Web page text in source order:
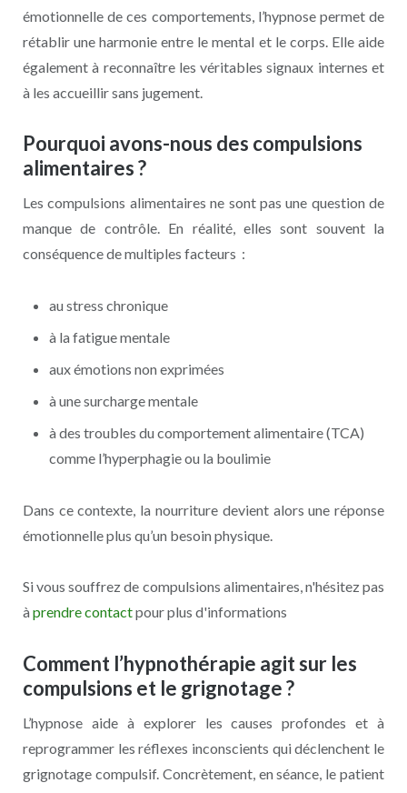
émotionnelle de ces comportements, l’hypnose permet de
rétablir une harmonie entre le mental et le corps. Elle aide
également à reconnaître les véritables signaux internes et
à les accueillir sans jugement.
Pourquoi avons-nous des compulsions
alimentaires ?
Les compulsions alimentaires ne sont pas une question de
manque de contrôle. En réalité, elles sont souvent la
conséquence de multiples facteurs :
au stress chronique
à la fatigue mentale
aux émotions non exprimées
à une surcharge mentale
à des troubles du comportement alimentaire (TCA)
comme l’hyperphagie ou la boulimie
Dans ce contexte, la nourriture devient alors une réponse
émotionnelle plus qu’un besoin physique.
Si vous souffrez de compulsions alimentaires, n'hésitez pas
à prendre contactpour plus d'informations
Comment l’hypnothérapie agit sur les
compulsions et le grignotage ?
L’hypnose aide à explorer les causes profondes et à
reprogrammer les réflexes inconscients qui déclenchent le
grignotage compulsif. Concrètement, en séance, le patient